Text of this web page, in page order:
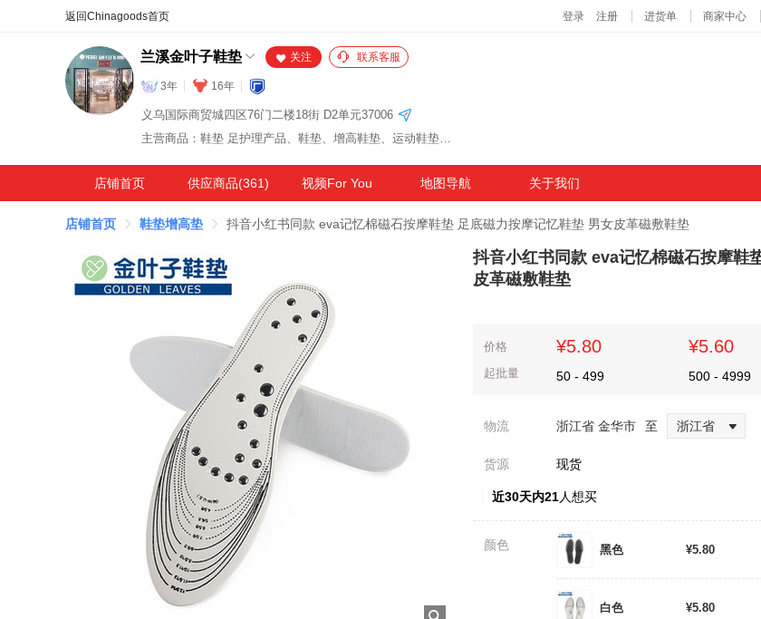
兰溪金叶子鞋垫
3年 16年
关注 联系客服
义乌国际商贸城四区76门二楼18街 D2单元37006
主营商品：鞋垫 足护理产品、鞋垫、增高鞋垫、运动鞋垫、按摩鞋垫
店铺首页 供应商品(361) 视频For You 地图导航 关于我们
店铺首页 鞋垫增高垫 抖音小红书同款 eva记忆棉磁石按摩鞋垫 足底磁力按摩记忆鞋垫 男女皮革磁敷鞋垫
抖音小红书同款 eva记忆棉磁石按摩鞋
皮革磁敷鞋垫
价格
起批量
¥5.80
50 - 499
¥5.60
500 - 4999
物流 浙江省 金华市 至 浙江省
货源 现货
近30天内21人想买
颜色 黑色 ¥5.80
白色 ¥5.80